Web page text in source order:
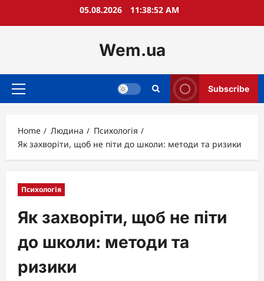
05.08.2026 11:38:53 AM
Wem.ua
Primary
Subscribe
Home Людина
Психологія
Як захворіти, щоб не піти до школи: методи та ризики
Психологія
Як захворіти, щоб не піти
до школи: методи та
ризики